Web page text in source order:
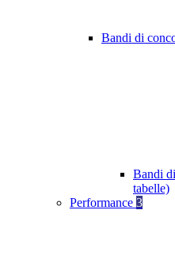
Bandi di
Bandi
tabelle)
Performance 3